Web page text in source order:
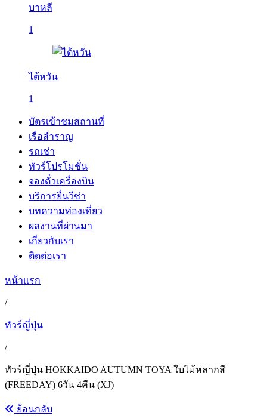
บาหลี
1
ไต้หวัน
1
บัตรเข้าชมสถานที่
เรือสำราญ
รถเช่า
ทัวร์โปรโมชั่น
จองตั๋วเครื่องบิน
บริการยื่นวีซ่า
บทความท่องเที่ยว
ผลงานที่ผ่านมา
เกี่ยวกับเรา
ติดต่อเรา
หน้าแรก
/
ทัวร์ญี่ปุ่น
/
ทัวร์ญี่ปุ่น HOKKAIDO AUTUMN TOYA ใบไม้หลากสี
(FREEDAY) 6วัน 4คืน (XJ)
ย้อนกลับ